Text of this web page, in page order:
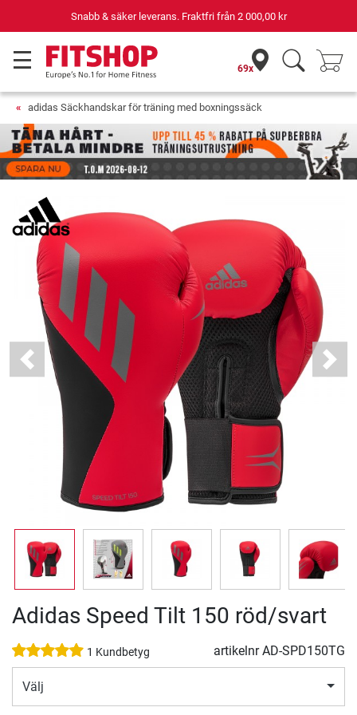
Snabb & säker leverans. Fraktfri från 2 000,00 kr
69x
adidas Säckhandskar för träning med boxningssäck
Previous Next
Adidas Speed Tilt 150 röd/svart
1 Kundbetyg artikelnrAD-SPD150TG
Välj